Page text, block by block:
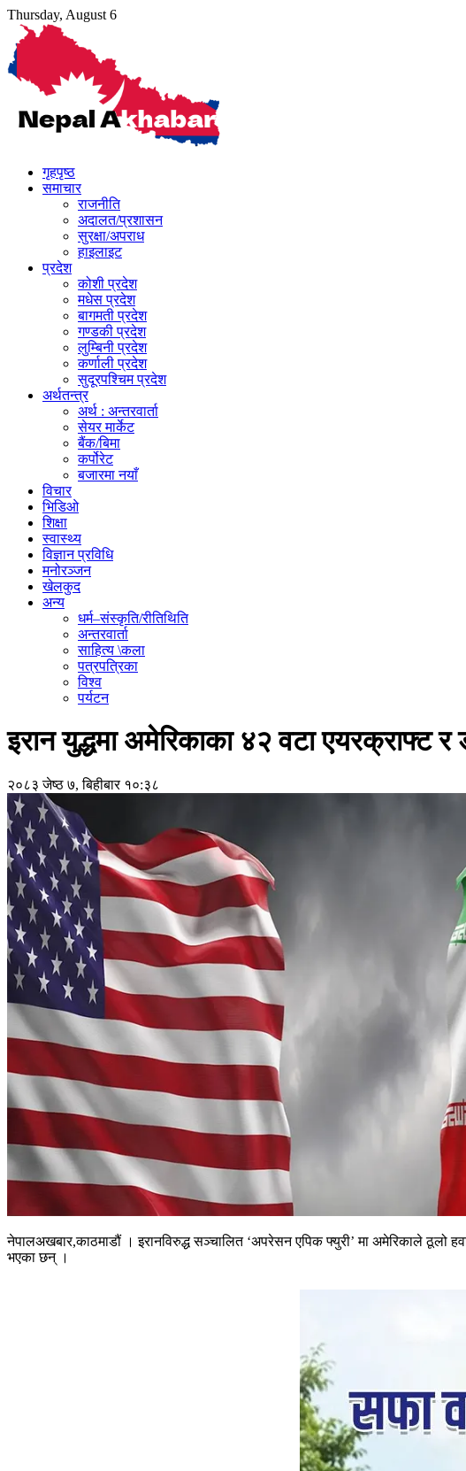
Skip
content
Thursday, August 6
गृहपृष्ठ
समाचार
राजनीति
अदालत/प्रशासन
सुरक्षा/अपराध
हाइलाइट
प्रदेश
कोशी प्रदेश
मधेस प्रदेश
बागमती प्रदेश
गण्डकी प्रदेश
लुम्बिनी प्रदेश
कर्णाली प्रदेश
सुदूरपश्चिम प्रदेश
अर्थतन्त्र
अर्थ : अन्तरवार्ता
सेयर मार्केट
बैंक/बिमा
कर्पोरेट
बजारमा नयाँ
विचार
भिडिओ
शिक्षा
स्वास्थ्य
विज्ञान प्रविधि
मनोरञ्जन
खेलकुद
अन्य
धर्म–संस्कृति/रीतिथिति
अन्तरवार्ता
साहित्य \कला
पत्रपत्रिका
विश्व
पर्यटन
इरान युद्धमा अमेरिकाका ४२ वटा एयरक्राफ्ट
२०८३ जेष्ठ ७, बिहीबार १०:३८
नेपालअखबार,काठमाडौं । इरानविरुद्ध सञ्चालित ‘अपरेसन एपिक फ्युरी’ मा अमेरिकाले ठूलो
भएका छन् ।